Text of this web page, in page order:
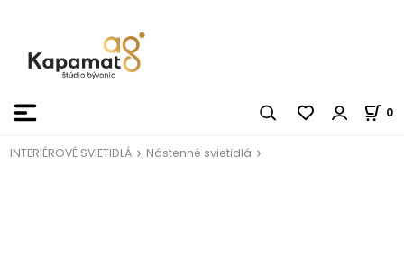
0
INTERIÉROVÉ SVIETIDLÁ Nástenné svietidlá